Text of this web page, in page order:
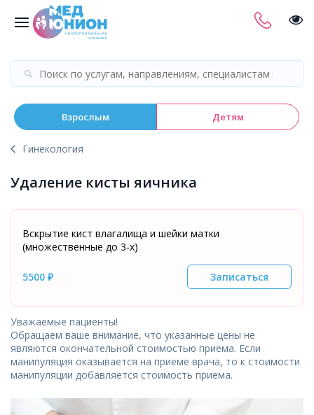
Взрослым Детям
Гинекология
Удаление кисты яичника
Вскрытие кист влагалища и шейки матки
(множественные до 3-х)
5500 ₽ Записаться
Уважаемые пациенты!
Обращаем ваше внимание, что указанные цены не
являются окончательной стоимостью приема. Если
манипуляция оказывается на приеме врача, то к стоимости
манипуляции добавляется стоимость приема.